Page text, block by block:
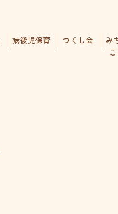
病後児保育 つくし会 み